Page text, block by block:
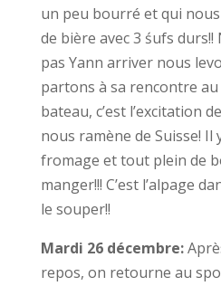
un peu bourré et qui
de bière avec 3 śufs
pas Yann arriver nous
partons à sa rencontre
bateau, c’est l’excitation
nous ramène de Suisse! Il
fromage et tout plein de
manger!!! C’est l’alpage
le souper!!
Mardi 26 décembre:
repos, on retourne au